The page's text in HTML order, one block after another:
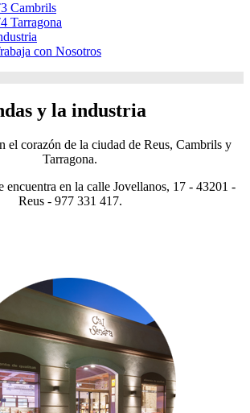
Cambrils
Tarragona
con Nosotros
y la industria
el corazón de la ciudad de Reus, Cambrils y
Tarragona.
encuentra en la calle Jovellanos, 17 - 43201 -
Reus - 977 331 417.